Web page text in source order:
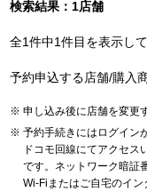
検索結果：1店舗
全1件中1件目を表示し
予約申込する店舗/購入
申し込み後に店舗を変更
予約手続きにはログイン
ドコモ回線にてアクセス
です。ネットワーク暗証
Wi-Fiまたはご自宅のイ